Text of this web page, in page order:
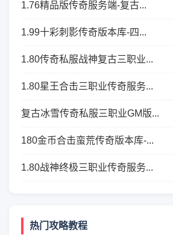
1.76精品版传奇服务端-复古...
1.99十彩刺影传奇版本库-四...
1.80传奇私服战神复古三职业...
1.80星王合击三职业传奇服务...
复古冰雪传奇私服三职业GM版...
180金币合击蛮荒传奇版本库-...
1.80战神终极三职业传奇服务...
热门攻略教程